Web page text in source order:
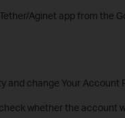
Aginet app from the
and change Your Account
whether the account